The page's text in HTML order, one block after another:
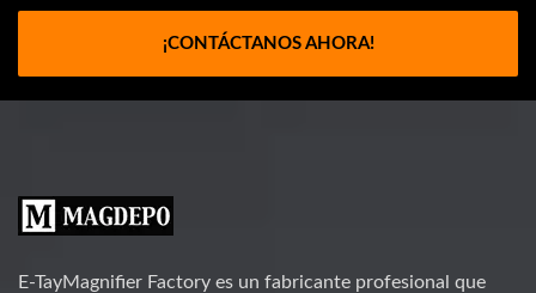
¡CONTÁCTANOS AHORA!
E-TayMagnifier Factory es un fabricante profesional que